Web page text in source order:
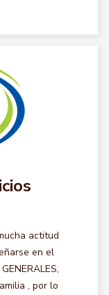
actitud
en el
, por lo